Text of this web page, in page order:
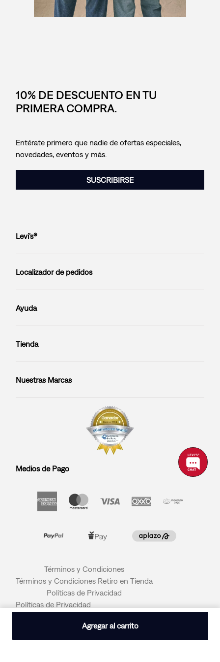
Agregar al carrito
10% DE DESCUENTO EN TU
PRIMERA COMPRA.
Entérate primero que nadie de ofertas especiales,
novedades, eventos y más.
SUSCRIBIRSE
Levi’s®
Localizador de pedidos
Ayuda
Tienda
Nuestras Marcas
Medios de Pago
Términos y Condiciones
Términos y Condiciones Retiro en Tienda
Políticas de Privacidad
Políticas de Privacidad
© 2026 LEVI STRAUSS & CO